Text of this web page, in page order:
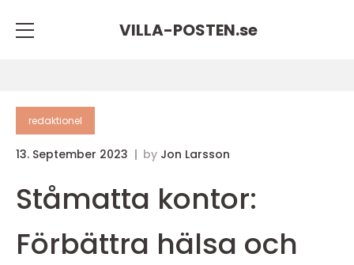
VILLA-POSTEN.se
redaktionel
13. September 2023 by Jon Larsson
Ståmatta kontor:
Förbättra hälsa och